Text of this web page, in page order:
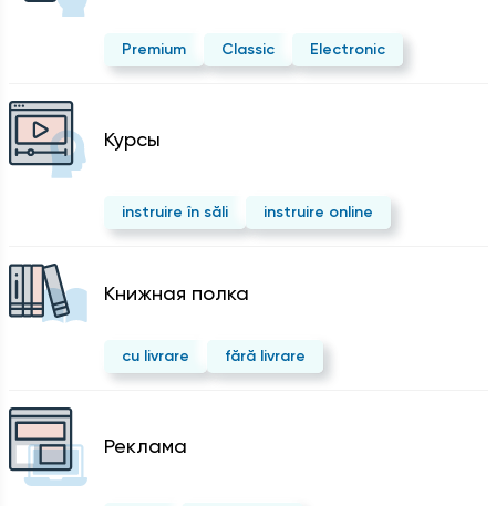
Premium Classic Electronic
Курсы
instruire în săli instruire online
Kнижная полка
cu livrare fără livrare
Реклама